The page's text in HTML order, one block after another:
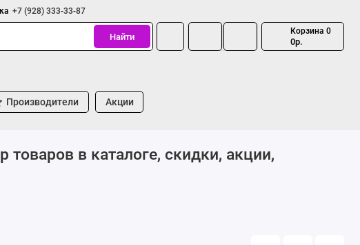
+7 (928) 333-33-87
Найти
Корзина 0
0р.
Производители Акции
в каталоге, скидки, акции,